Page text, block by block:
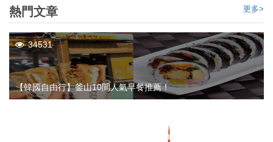
熱門文章 更多>
【韓國自由行】釜山10間人氣早餐推薦！
34531